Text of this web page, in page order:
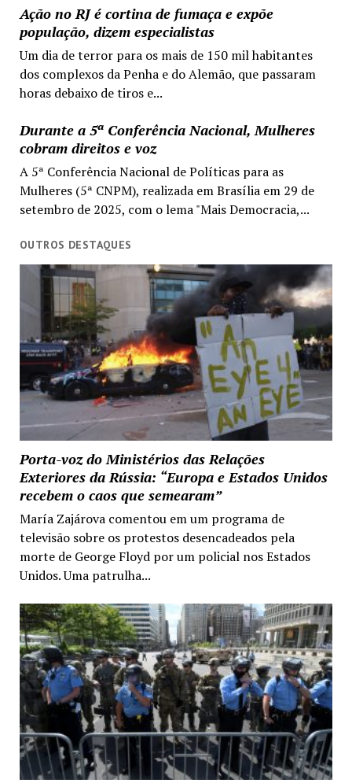
Ação no RJ é cortina de fumaça e expõe
população, dizem especialistas
Um dia de terror para os mais de 150 mil habitantes
dos complexos da Penha e do Alemão, que passaram
horas debaixo de tiros e...
Durante a 5ª Conferência Nacional, Mulheres
cobram direitos e voz
A 5ª Conferência Nacional de Políticas para as
Mulheres (5ª CNPM), realizada em Brasília em 29 de
setembro de 2025, com o lema "Mais Democracia,...
OUTROS DESTAQUES
Porta-voz do Ministérios das Relações
Exteriores da Rússia: “Europa e Estados Unidos
recebem o caos que semearam”
María Zajárova comentou em um programa de
televisão sobre os protestos desencadeados pela
morte de George Floyd por um policial nos Estados
Unidos. Uma patrulha...